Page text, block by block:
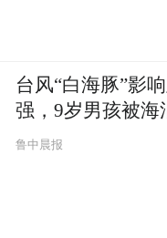
台风“白海豚”影
强，9岁男孩被海
鲁中晨报